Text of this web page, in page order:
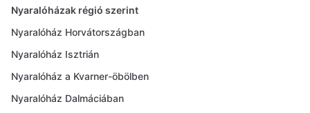
Nyaralóházak régió szerint
Nyaralóház Horvátországban
Nyaralóház Isztrián
Nyaralóház a Kvarner-öbölben
Nyaralóház Dalmáciában